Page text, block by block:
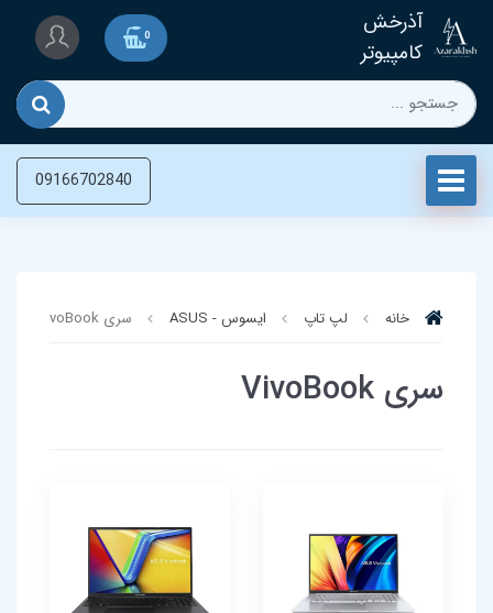
آذرخش
کامپیوتر
0
09166702840
خانه لپ تاپ‌ ایسوس - ASUS سری VivoBook
سری VivoBook